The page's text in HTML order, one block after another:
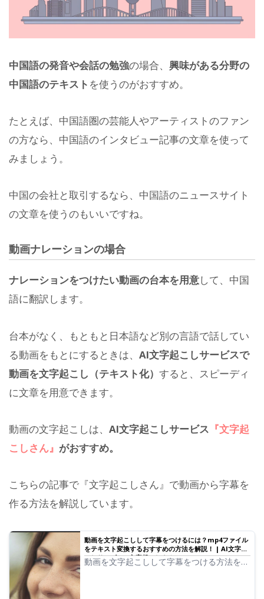
中国語の発音や会話の勉強の場合、 興味がある分野の
中国語のテキスト を使うのがおすすめ。
たとえば、中国語圏の芸能人やアーティストのファン
の方なら、中国語のインタビュー記事の文章を使って
みましょう。
中国の会社と取引するなら、中国語のニュースサイト
の文章を使うのもいいですね。
動画ナレーションの場合
ナレーションをつけたい動画の台本を用意して、中国
語に翻訳します。
台本がなく、もともと日本語など別の言語で話してい
る動画をもとにするときは、 AI文字起こしサービスで
動画を文字起こし（テキスト化） すると、スピーディ
に文章を用意できます。
動画の文字起こしは、 AI文字起こしサービス 『文字起
こしさん』 がおすすめ。
こちらの記事で『文字起こしさん』で動画から字幕を
作る方法を解説しています。
動画を文字起こしして字幕をつけるには？mp4ファイル
をテキスト変換するおすすめの方法を解説！ | AI文字起
こしサービス - 文字起こしさん
動画を文字起こしして字幕をつける方法を解